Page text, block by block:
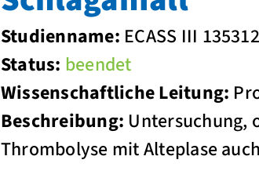
Studienname: ECASS III 135312
Status: beendet
Wissenschaftliche Leitung:
Beschreibung: Untersuchung,
Thrombolyse mit Alteplase